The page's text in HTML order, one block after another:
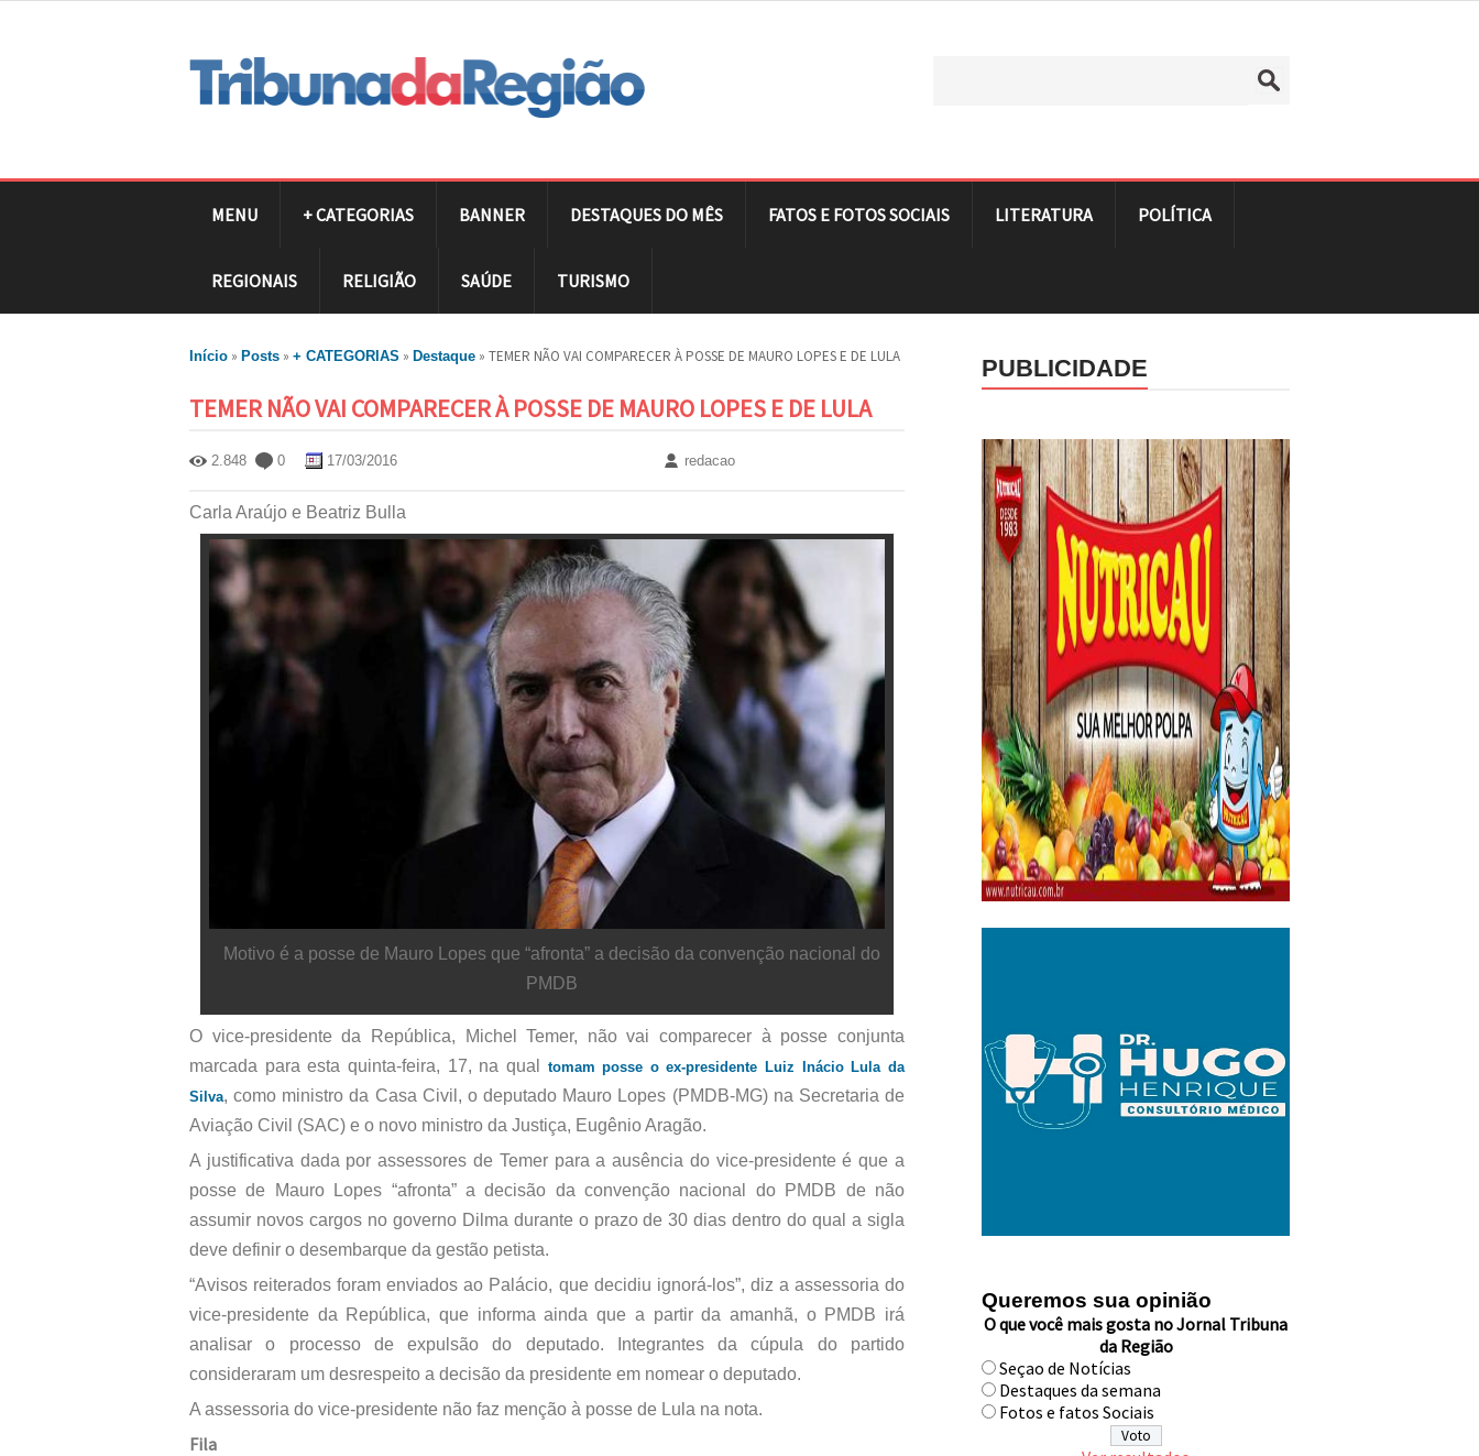
MENU + CATEGORIAS BANNER DESTAQUES DO MÊS FATOS E FOTOS SOCIAIS LITERATURA POLÍTICA
REGIONAIS RELIGIÃO SAÚDE TURISMO
Início » Posts » + CATEGORIAS » Destaque » TEMER NÃO VAI COMPARECER À POSSE DE MAURO LOPES E DE LULA
TEMER NÃO VAI COMPARECER À POSSE DE MAURO LOPES E DE LULA
2.848 0 17/03/2016 redacao
Carla Araújo e Beatriz Bulla
Motivo é a posse de Mauro Lopes que “afronta” a decisão da convenção nacional do
PMDB
O vice-presidente da República, Michel Temer, não vai comparecer à posse conjunta
marcada para esta quinta-feira, 17, na qual tomam posse o ex-presidente Luiz Inácio Lula da
Silva, como ministro da Casa Civil, o deputado Mauro Lopes (PMDB-MG) na Secretaria de
Aviação Civil (SAC) e o novo ministro da Justiça, Eugênio Aragão.
A justificativa dada por assessores de Temer para a ausência do vice-presidente é que a
posse de Mauro Lopes “afronta” a decisão da convenção nacional do PMDB de não
assumir novos cargos no governo Dilma durante o prazo de 30 dias dentro do qual a sigla
deve definir o desembarque da gestão petista.
“Avisos reiterados foram enviados ao Palácio, que decidiu ignorá-los”, diz a assessoria do
vice-presidente da República, que informa ainda que a partir da amanhã, o PMDB irá
analisar o processo de expulsão do deputado. Integrantes da cúpula do partido
consideraram um desrespeito a decisão da presidente em nomear o deputado.
A assessoria do vice-presidente não faz menção à posse de Lula na nota.
Fila
PUBLICIDADE
Queremos sua opinião
O que você mais gosta no Jornal Tribuna
da Região
Seçao de Notícias
Destaques da semana
Fotos e fatos Sociais